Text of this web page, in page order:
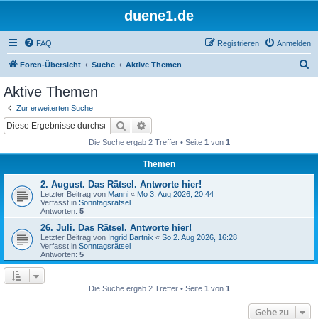
duene1.de
FAQ Anmelden
Registrieren
Foren-Übersicht Suche Aktive Themen
Aktive Themen
Zur erweiterten Suche
Suche
Die Suche ergab 2 Treffer • Seite 1 von 1
Themen
2. August. Das Rätsel. Antworte hier!
Letzter Beitrag von Manni « Mo 3. Aug 2026, 20:44
Verfasst in Sonntagsrätsel
Antworten: 5
26. Juli. Das Rätsel. Antworte hier!
Letzter Beitrag von Ingrid Bartnik « So 2. Aug 2026, 16:28
Verfasst in Sonntagsrätsel
Antworten: 5
Die Suche ergab 2 Treffer • Seite 1 von 1
Gehe zu